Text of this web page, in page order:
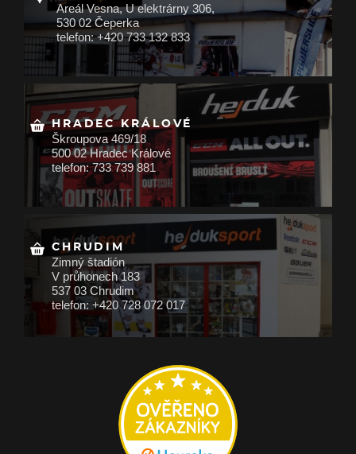
Areál Vesna, U elektrárny 306,
530 02 Čeperka
telefon: +420 733 132 833
HRADEC KRÁLOVÉ
Škroupova 469/18
500 02 Hradec Králové
telefon: 733 739 881
CHRUDIM
Zimný štadión
V průhonech 183
537 03 Chrudim
telefon: +420 728 072 017